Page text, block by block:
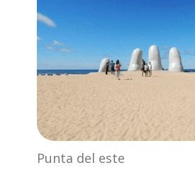
Punta del este